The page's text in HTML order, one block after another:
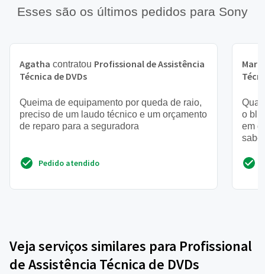
Esses são os últimos pedidos para Sony
Agatha contratou Profissional de Assistência
Técnica de DVDs
Queima de equipamento por queda de raio,
preciso de um laudo técnico e um orçamento
de reparo para a seguradora
Pedido atendido
o
em
Veja serviços similares para Profissional
de Assistência Técnica de DVDs